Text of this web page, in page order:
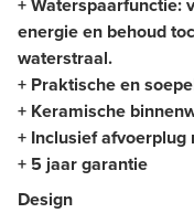
energie en behoud
waterstraal.
+ Praktische en
+ Keramische
+ Inclusief
+ 5 jaar garantie
Design